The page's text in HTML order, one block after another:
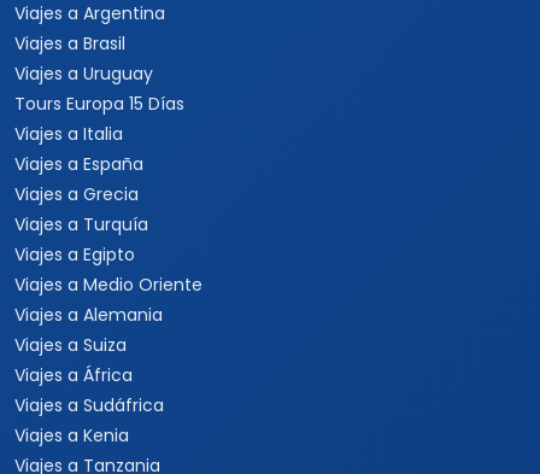
Viajes a Argentina
Viajes a Brasil
Viajes a Uruguay
Tours Europa 15 Días
Viajes a Italia
Viajes a España
Viajes a Grecia
Viajes a Turquía
Viajes a Egipto
Viajes a Medio Oriente
Viajes a Alemania
Viajes a Suiza
Viajes a África
Viajes a Sudáfrica
Viajes a Kenia
Viajes a Tanzania